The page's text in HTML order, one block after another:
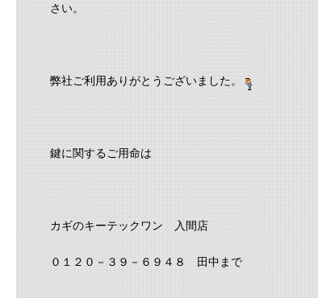
さい。
弊社ご利用ありがとうございました。
鍵に関するご用命は
カギのキーテックワン 入間店
０１２０－３９－６９４８ 田中まで